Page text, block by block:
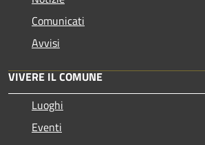
Comunicati
Avvisi
VIVERE IL COMUNE
Luoghi
Eventi